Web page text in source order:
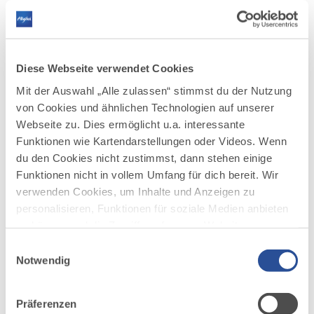
Diese Webseite verwendet Cookies
Mit der Auswahl „Alle zulassen“ stimmst du der Nutzung
von Cookies und ähnlichen Technologien auf unserer
Webseite zu. Dies ermöglicht u.a. interessante
Funktionen wie Kartendarstellungen oder Videos. Wenn
du den Cookies nicht zustimmst, dann stehen einige
Funktionen nicht in vollem Umfang für dich bereit. Wir
verwenden Cookies, um Inhalte und Anzeigen zu
personalisieren, Funktionen für soziale Medien anbieten
deiner Verwendung unserer Website an unsere Partner
möglicherweise mit weiteren Daten zusammen, die du
Notwendig
Präferenzen
Informationen dazu finden Sie unter:
https://kaufbeuren-
museumslandschaften
Adresse:
Erlebnisausstellung der Gablonzer Industrie
Schmuck und mehr
Neue Zeile 11
87600 Kaufbeuren-Neugablonz
Öffnungszeiten:
Dienstag bis Donnerstag von 9.30 – 12.00
Führungen: